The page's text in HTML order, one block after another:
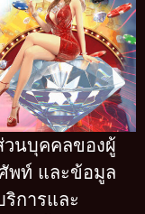
วนบุคคลของผู้
พท์ และข้อมูล
ริการและ